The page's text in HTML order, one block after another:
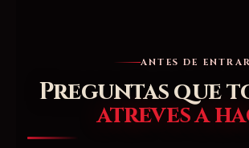
ANTES DE
Preguntas que
atreves a